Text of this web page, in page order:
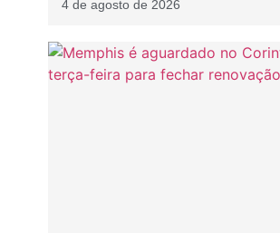
4 de agosto de 2026